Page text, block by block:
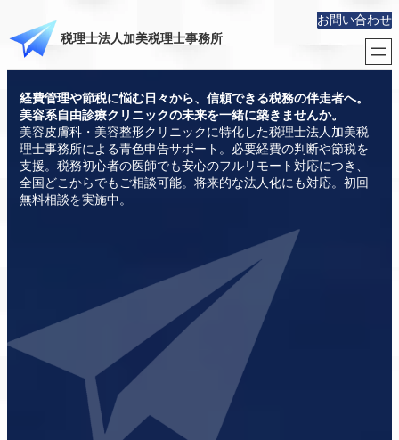
税理士法人加美税理士事務所
お問い合わせ
経費管理や節税に悩む日々から、信頼できる税務の伴走者へ。
美容系自由診療クリニックの未来を一緒に築きませんか。
美容皮膚科・美容整形クリニックに特化した税理士法人加美税
理士事務所による青色申告サポート。必要経費の判断や節税を
支援。税務初心者の医師でも安心のフルリモート対応につき、
全国どこからでもご相談可能。将来的な法人化にも対応。初回
無料相談を実施中。